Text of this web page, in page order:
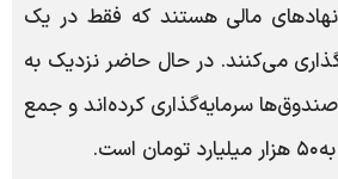
مالی هستند که فقط در یک
می‌کنند. در حال حاضر نزدیک به
صندوق‌ها سرمایه‌گذاری کرده‌اند و جمع